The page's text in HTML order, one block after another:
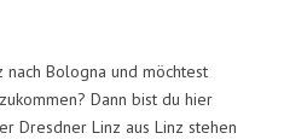
Bologna und möchtest
Dann bist du hier
Dresdner Linz aus Linz stehen